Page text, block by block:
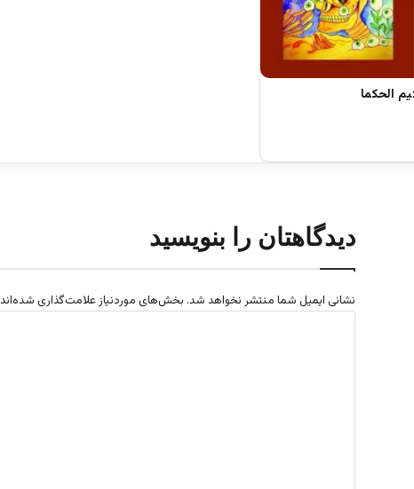
دیدگاهتان را بنویسید
نشانی ایمیل شما منتشر نخواهد شد. بخش‌های موردنیاز علامت‌گذاری شده‌اند